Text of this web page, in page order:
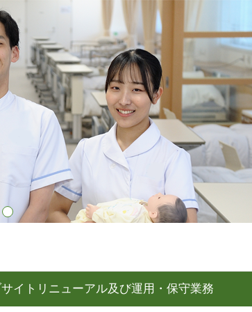
イトリニューアル及び運用・保守業務